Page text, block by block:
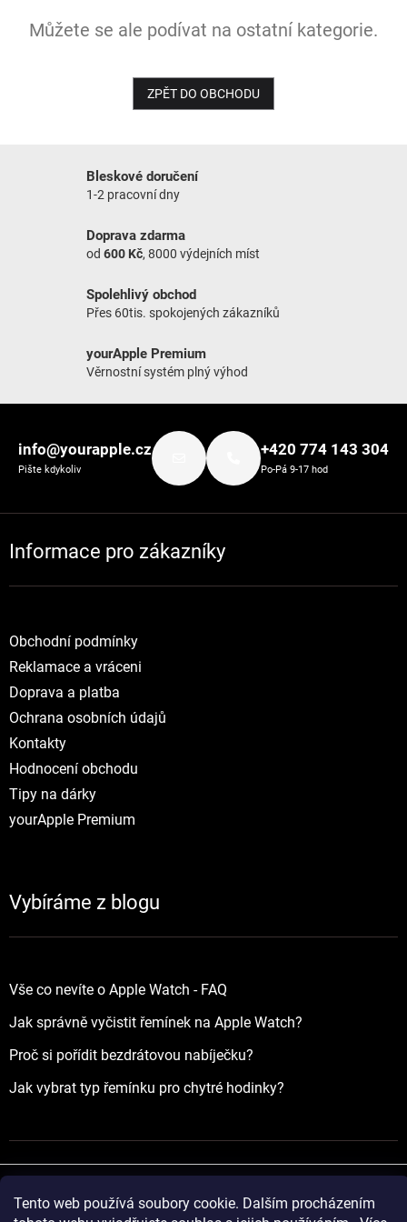
Tento web používá soubory cookie. Dalším procházením
NOVINKY
Můžete se ale podívat na ostatní kategorie.
ZPĚT DO OBCHODU
Bleskové doručení
1-2 pracovní dny
Doprava zdarma
od 600 Kč, 8000 výdejních míst
Spolehlivý obchod
Přes 60tis. spokojených zákazníků
yourApple Premium
Věrnostní systém plný výhod
info@yourapple.cz
Pište kdykoliv
+420 774 143 304
Po-Pá 9-17 hod
Informace pro zákazníky
Obchodní podmínky
Reklamace a vráceni
Doprava a platba
Ochrana osobních údajů
Kontakty
Hodnocení obchodu
Tipy na dárky
yourApple Premium
Vybíráme z blogu
Vše co nevíte o Apple Watch - FAQ
Jak správně vyčistit řemínek na Apple Watch?
Proč si pořídit bezdrátovou nabíječku?
Jak vybrat typ řemínku pro chytré hodinky?
Vytvořil Shoptet